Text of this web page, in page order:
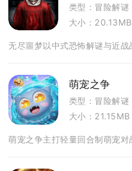
类型：冒险解谜
大小：20.13MB
萌宠之争
类型：冒险解谜
大小：21.15MB